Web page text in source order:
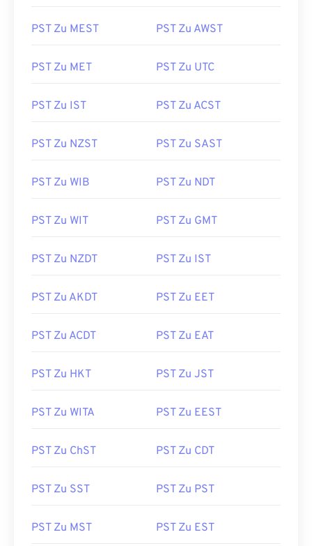
PST Zu MEST PST Zu AWST
PST Zu MET PST Zu UTC
PST Zu IST PST Zu ACST
PST Zu NZST PST Zu SAST
PST Zu WIB PST Zu NDT
PST Zu WIT PST Zu GMT
PST Zu NZDT PST Zu IST
PST Zu AKDT PST Zu EET
PST Zu ACDT PST Zu EAT
PST Zu HKT PST Zu JST
PST Zu WITA PST Zu EEST
PST Zu ChST PST Zu CDT
PST Zu SST PST Zu PST
PST Zu MST PST Zu EST